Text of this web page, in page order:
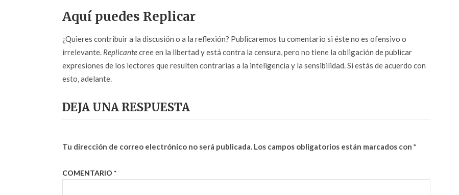
Aquí puedes Replicar
¿Quieres contribuir a la discusión o a la reflexión? Publicaremos tu comentario si éste no es ofensivo o
irrelevante. Replicantecree en la libertad y está contra la censura, pero no tiene la obligación de publicar
expresiones de los lectores que resulten contrarias a la inteligencia y la sensibilidad. Si estás de acuerdo con
esto, adelante.
DEJA UNA RESPUESTA
Tu dirección de correo electrónico no será publicada. Los campos obligatorios están marcados con *
COMENTARIO *